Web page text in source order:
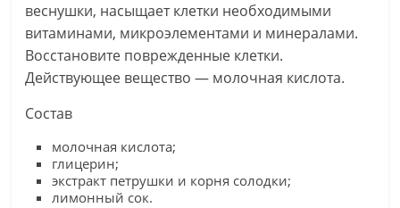
веснушки, насыщает клетки необходимыми
витаминами, микроэлементами и минералами.
Восстановите поврежденные клетки.
Действующее вещество — молочная кислота.
Состав
молочная кислота;
глицерин;
экстракт петрушки и корня солодки;
лимонный сок.